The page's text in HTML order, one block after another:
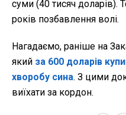
суми (40 тисяч доларів).
років позбавлення волі.
Нагадаємо, раніше на
який за 600 доларів
хворобу сина. З цими
виїхати за кордон.